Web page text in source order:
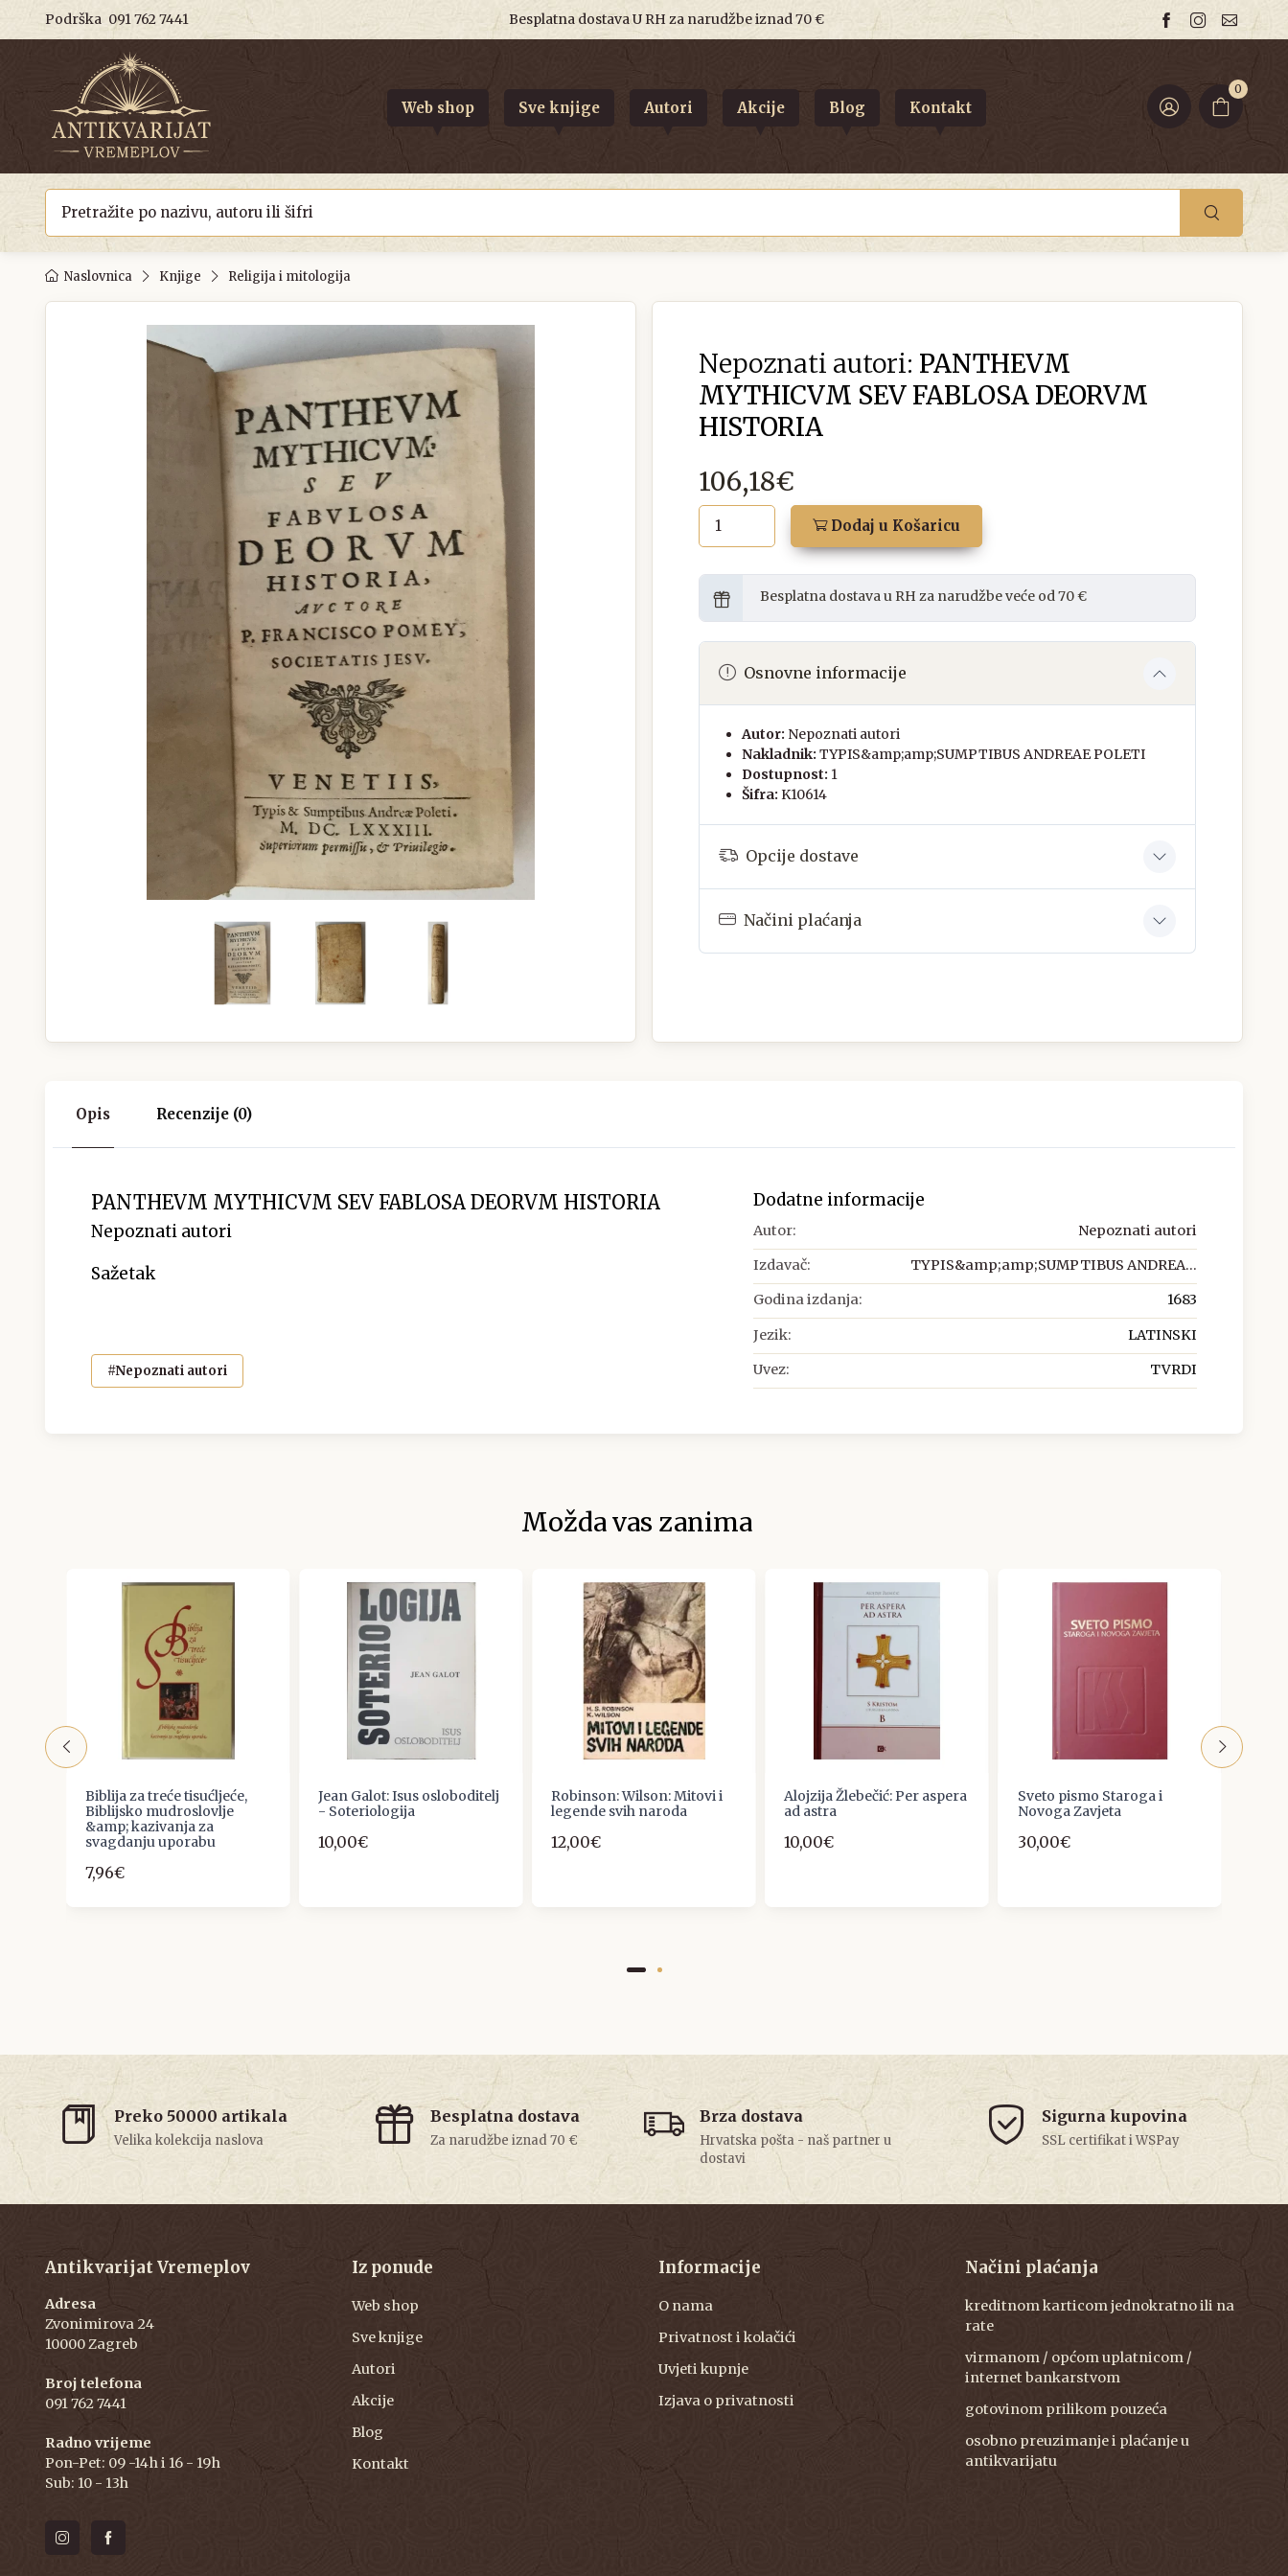
Podrška 091 762 7441 Besplatna dostava U RH za narudžbe iznad 70 €
0
Web shop Sve knjige Autori Akcije Blog Kontakt
Naslovnica Knjige Religija i mitologija
Nepoznati autori: PANTHEVM
MYTHICVM SEV FABLOSA DEORVM
HISTORIA
106,18€
Dodaj u Košaricu
Besplatna dostava u RH za narudžbe veće od 70 €
Osnovne informacije
Autor: Nepoznati autori
Nakladnik: TYPIS&amp;amp;SUMPTIBUS ANDREAE POLETI
Dostupnost: 1
Šifra: K10614
Opcije dostave
Načini plaćanja
Opis Recenzije (0)
PANTHEVM MYTHICVM SEV FABLOSA DEORVM HISTORIA
Nepoznati autori
Sažetak
#Nepoznati autori
Dodatne informacije
Autor: Nepoznati autori
Izdavač: TYPIS&amp;amp;SUMPTIBUS ANDREA...
Godina izdanja: 1683
Jezik: LATINSKI
Uvez: TVRDI
Možda vas zanima
Biblija za treće tisućljeće,
Biblijsko mudroslovlje
&amp; kazivanja za
svagdanju uporabu
7,96€
Jean Galot: Isus osloboditelj
- Soteriologija
10,00€
Robinson: Wilson: Mitovi i
legende svih naroda
12,00€
Alojzija Žlebečić: Per aspera
ad astra
10,00€
Sveto pismo Staroga i
Novoga Zavjeta
30,00€
Preko 50000 artikala
Velika kolekcija naslova
Besplatna dostava
Za narudžbe iznad 70 €
Brza dostava
Hrvatska pošta - naš partner u
dostavi
Sigurna kupovina
SSL certifikat i WSPay
Antikvarijat Vremeplov
Adresa
Zvonimirova 24
10000 Zagreb
Broj telefona
091 762 7441
Radno vrijeme
Pon-Pet: 09 -14h i 16 - 19h
Sub: 10 - 13h
Iz ponude
Web shop
Sve knjige
Autori
Akcije
Blog
Kontakt
Informacije
O nama
Privatnost i kolačići
Uvjeti kupnje
Izjava o privatnosti
Načini plaćanja
kreditnom karticom jednokratno ili na
rate
virmanom / općom uplatnicom /
internet bankarstvom
gotovinom prilikom pouzeća
osobno preuzimanje i plaćanje u
antikvarijatu